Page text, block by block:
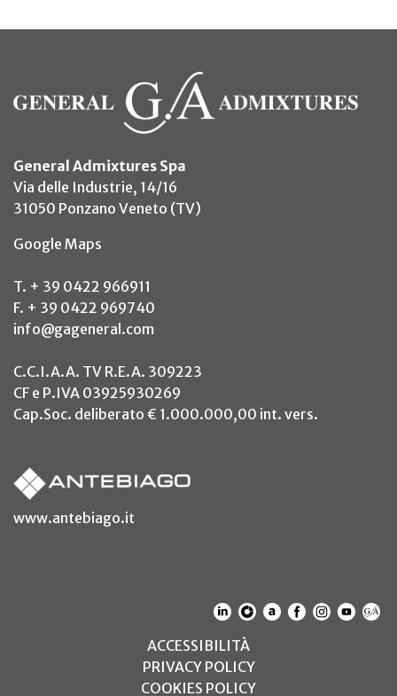
General Admixtures Spa
Via delle Industrie, 14/16
31050 Ponzano Veneto (TV)
Google Maps
T. + 39 0422 966911
F. + 39 0422 969740
info@gageneral.com
C.C.I.A.A. TV R.E.A. 309223
CF e P.IVA 03925930269
Cap.Soc. deliberato € 1.000.000,00 int. vers.
www.antebiago.it
(SI APRE IN UN NUOVO
(SI APRE IN UN
(SI APRE IN UN
(SI APRE IN
(SI APRE
(SI
ACCESSIBILITÀ(SI APRE IN UN
PRIVACY POLICY(SI APRE IN UN
COOKIES POLICY(SI APRE IN UN